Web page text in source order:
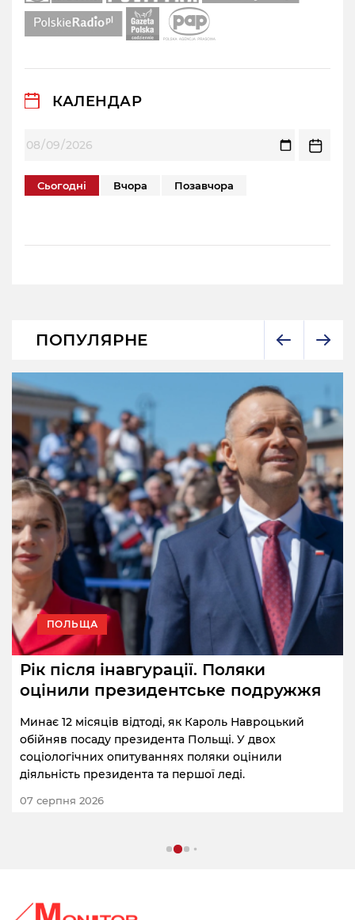
КАЛЕНДАР
Сьогодні Вчора Позавчора
ПОПУЛЯРНЕ
ПОЛЬЩА
Рік після інавгурації. Поляки
оцінили президентське подружжя
Минає 12 місяців відтоді, як Кароль Навроцький
обійняв посаду президента Польщі. У двох
соціологічних опитуваннях поляки оцінили
діяльність президента та першої леді.
07 серпня 2026